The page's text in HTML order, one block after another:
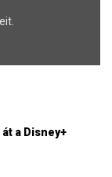
a Disney+